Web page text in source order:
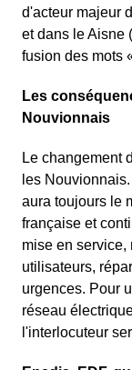
d'acteur majeur
et dans le Aisne
fusion des mots
Les
Nouvionnais
Le changement
les
aura toujours le
française et
mise en
utilisateurs,
urgences. Pour
réseau
l'interlocuteur